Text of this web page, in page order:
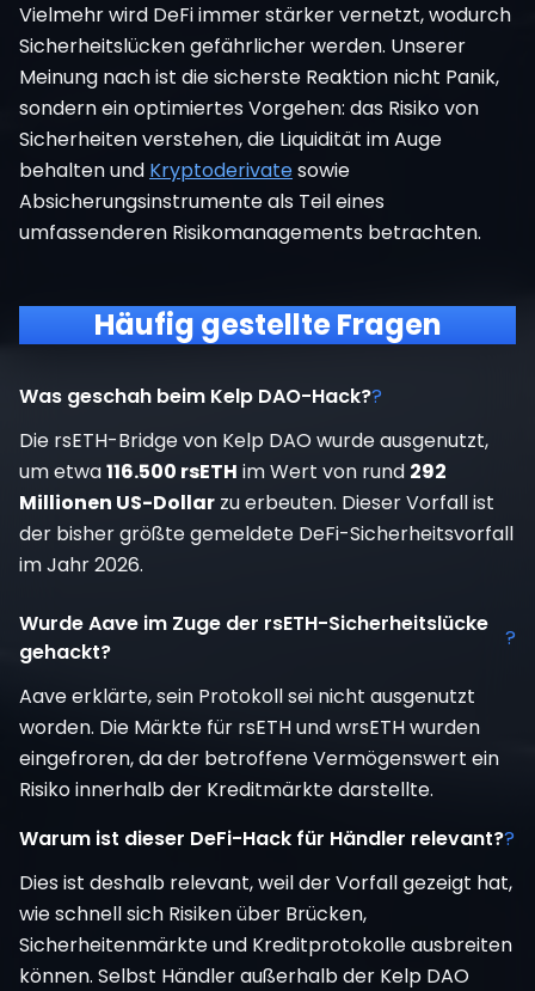
Vielmehr wird DeFi immer stärker vernetzt, wodurch
Sicherheitslücken gefährlicher werden. Unserer
Meinung nach ist die sicherste Reaktion nicht Panik,
sondern ein optimiertes Vorgehen: das Risiko von
Sicherheiten verstehen, die Liquidität im Auge
behalten und Kryptoderivatesowie
Absicherungsinstrumente als Teil eines
umfassenderen Risikomanagements betrachten.
Häufig gestellte Fragen
Was geschah beim Kelp DAO-Hack??
Die rsETH-Bridge von Kelp DAO wurde ausgenutzt,
um etwa116.500 rsETH im Wert von rund 292
Millionen US-Dollar zu erbeuten. Dieser Vorfall ist
der bisher größte gemeldete DeFi-Sicherheitsvorfall
im Jahr 2026.
Wurde Aave im Zuge der rsETH-Sicherheitslücke
gehackt?
?
Aave erklärte, sein Protokoll sei nicht ausgenutzt
worden. Die Märkte für rsETH und wrsETH wurden
eingefroren, da der betroffene Vermögenswert ein
Risiko innerhalb der Kreditmärkte darstellte.
Warum ist dieser DeFi-Hack für Händler relevant??
Dies ist deshalb relevant, weil der Vorfall gezeigt hat,
wie schnell sich Risiken über Brücken,
Sicherheitenmärkte und Kreditprotokolle ausbreiten
können. Selbst Händler außerhalb der Kelp DAO